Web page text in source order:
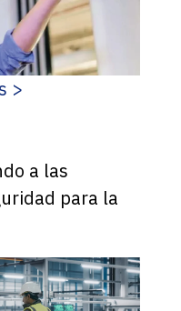
>
a las
para la